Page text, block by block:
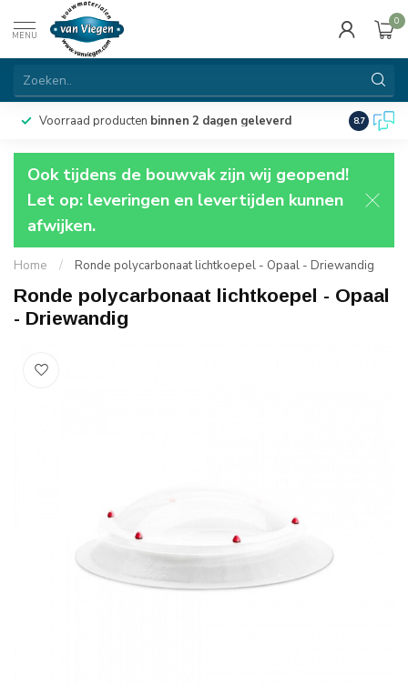
MENU
0
Voorraad producten binnen 2 dagen geleverd 8.7
Ook tijdens de bouwvak zijn wij geopend!
Let op: leveringen en levertijden kunnen
afwijken.
Home / Ronde polycarbonaat lichtkoepel - Opaal - Driewandig
Ronde polycarbonaat lichtkoepel - Opaal
- Driewandig